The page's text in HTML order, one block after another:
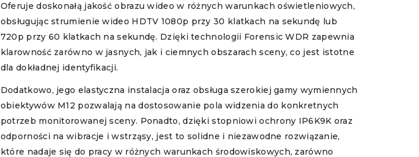
Oferuje doskonałą jakość obrazu wideo w różnych warunkach oświetleniowych,
obsługując strumienie wideo HDTV 1080p przy 30 klatkach na sekundę lub
720p przy 60 klatkach na sekundę. Dzięki technologii Forensic WDR zapewnia
klarowność zarówno w jasnych, jak i ciemnych obszarach sceny, co jest istotne
dla dokładnej identyfikacji.
Dodatkowo, jego elastyczna instalacja oraz obsługa szerokiej gamy wymiennych
obiektywów M12 pozwalają na dostosowanie pola widzenia do konkretnych
potrzeb monitorowanej sceny. Ponadto, dzięki stopniowi ochrony IP6K9K oraz
odporności na wibracje i wstrząsy, jest to solidne i niezawodne rozwiązanie,
które nadaje się do pracy w różnych warunkach środowiskowych, zarówno